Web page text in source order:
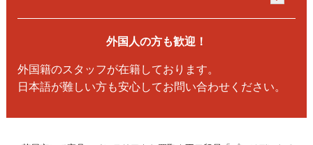
外国人の方も歓迎！
外国籍のスタッフが在籍しております。
日本語が難しい方も安心してお問い合わせください。